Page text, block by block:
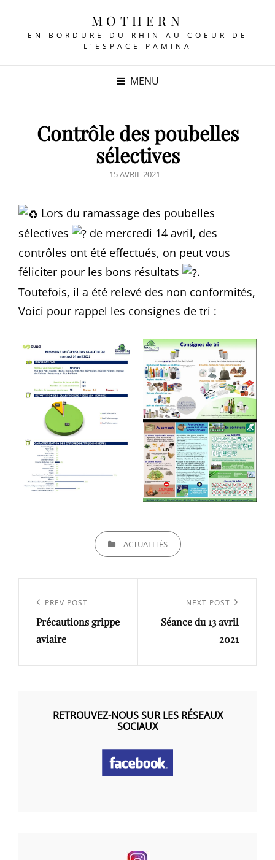
MOTHERN
EN BORDURE DU RHIN AU COEUR DE
L'ESPACE PAMINA
MENU
Contrôle des poubelles
sélectives
POSTED
15 AVRIL 2021
Lors du ramassage des poubelles
sélectives
de mercredi 14 avril, des
contrôles ont été effectués, on peut vous
féliciter pour les bons résultats
.
Toutefois, il a été relevé des non conformités,
Voici pour rappel les consignes de tri :
CATEGORIESACTUALITÉS
l’article
Previous
Post
PREV POST
Précautions grippe
aviaire
Post
NEXT POST
Séance du 13 avril
2021
RETROUVEZ-NOUS SUR LES RÉSEAUX
SOCIAUX